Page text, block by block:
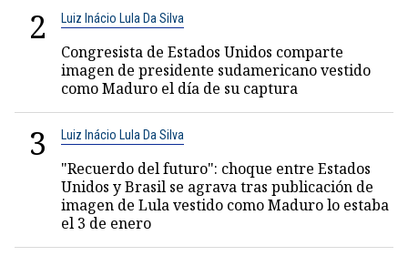
2 Luiz Inácio Lula Da Silva
Congresista de Estados Unidos comparte
imagen de presidente sudamericano vestido
como Maduro el día de su captura
3 Luiz Inácio Lula Da Silva
"Recuerdo del futuro": choque entre Estados
Unidos y Brasil se agrava tras publicación de
imagen de Lula vestido como Maduro lo estaba
el 3 de enero